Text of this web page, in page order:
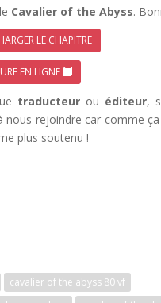
Cavalier of the Abyss.
LE CHAPITRE
EN LIGNE
traducteur ou éditeur,
nous rejoindre car comme
plus soutenu !
cavalier of the abyss 80 vf